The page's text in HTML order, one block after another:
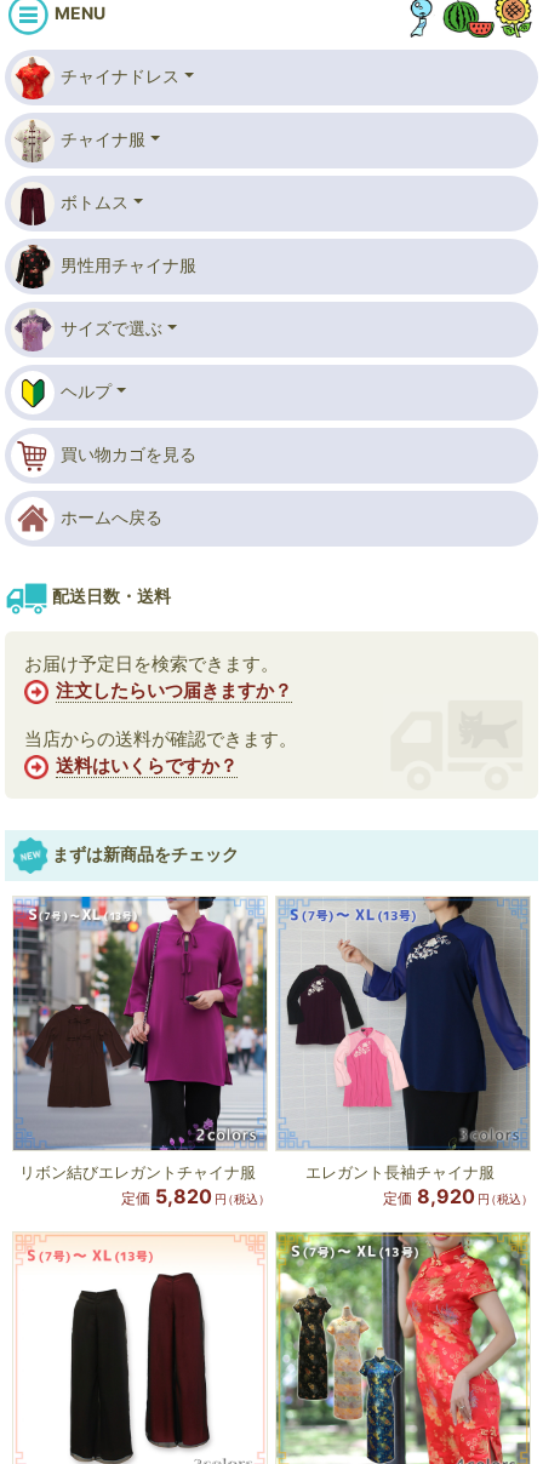
MENU
チャイナドレス
チャイナ服
ボトムス
男性用チャイナ服
サイズで選ぶ
ヘルプ
買い物カゴを見る
ホームへ戻る
配送日数・送料
お届け予定日を検索できます。
注文したらいつ届きますか？
当店からの送料が確認できます。
送料はいくらですか？
まずは新商品をチェック
リボン結びエレガントチャイナ服
定価 5,820円（税込）
エレガント長袖チャイナ服
定価 8,920円（税込）